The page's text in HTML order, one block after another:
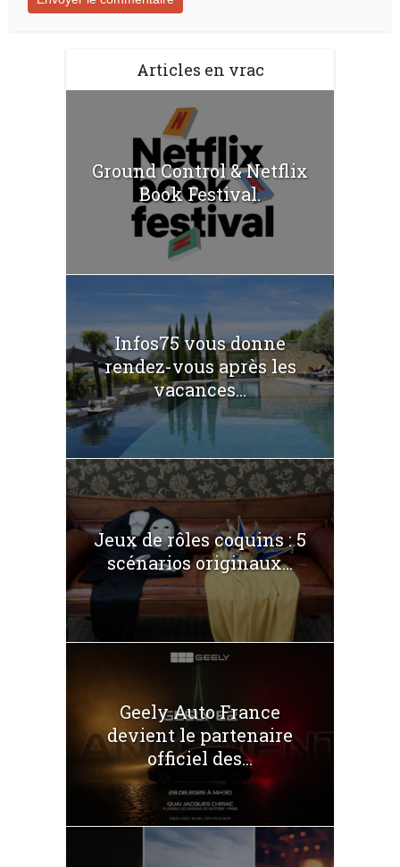
Articles en vrac
Ground Control & Netflix
Book Festival.
Infos75 vous donne
rendez-vous après les
vacances...
Jeux de rôles coquins : 5
scénarios originaux...
Geely Auto France
devient le partenaire
officiel des...